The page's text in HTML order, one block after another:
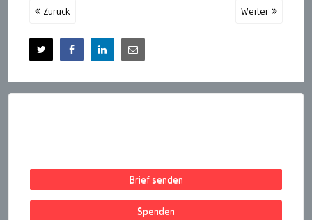
Zurück Weiter
Brief senden
Spenden